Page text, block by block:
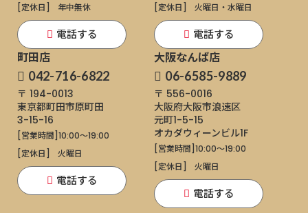
[定休日]
年中無休
電話する
[定休日]
火曜日・水曜日
電話する
町田店
042-716-6822
〒 194-0013
東京都町田市原町田
3-15-16
[営業時間] 10:00～19:00
[定休日]
火曜日
電話する
大阪なんば店
06-6585-9889
〒 556-0016
大阪府大阪市浪速区
元町1-5-15
オカダウィーンビル1F
[営業時間] 10:00～19:00
[定休日]
火曜日
電話する